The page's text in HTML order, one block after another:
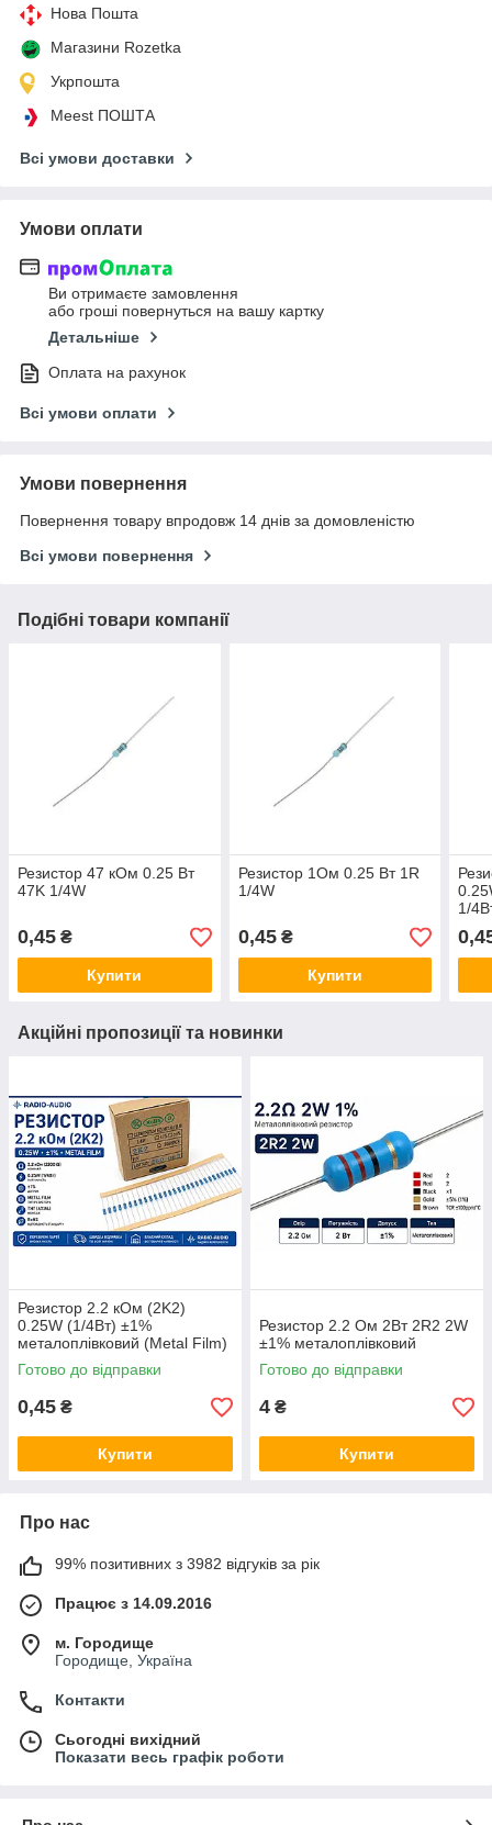
Нова Пошта
Магазини Rozetka
Укрпошта
Meest ПОШТА
Всі умови доставки
Умови оплати
Ви отримаєте замовлення
або гроші повернуться на вашу картку
Детальніше
Оплата на рахунок
Всі умови оплати
Умови повернення
Повернення товару впродовж 14 днів за домовленістю
Всі умови повернення
Подібні товари компанії
Резистор 47 кОм 0.25 Вт
47K 1/4W
0,45 ₴
Купити
Резистор 1Ом 0.25 Вт 1R
1/4W
0,45₴
Купити
1/
Акційні пропозиції та новинки
Резистор 2.2 кОм (2K2)
0.25W (1/4Вт) ±1%
металоплівковий (Metal Film)
Готово до відправки
0,45 ₴
Купити
Резистор 2.2 Ом 2Вт 2R2 2W
±1% металоплівковий
Готово до відправки
4 ₴
Купити
Про нас
99% позитивних з 3982 відгуків за рік
Працює з 14.09.2016
м. Городище
Городище, Україна
Контакти
Сьогодні вихідний
Показати весь графік роботи